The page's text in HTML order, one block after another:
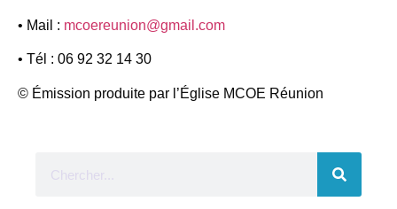
• Mail : mcoereunion@gmail.com
• Tél : 06 92 32 14 30
© Émission produite par l’Église MCOE Réunion